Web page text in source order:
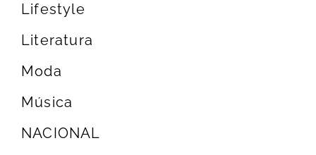
Lifestyle
Literatura
Moda
Música
NACIONAL